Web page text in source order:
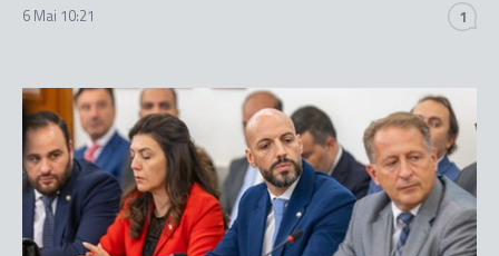
6 Mai 10:21 1